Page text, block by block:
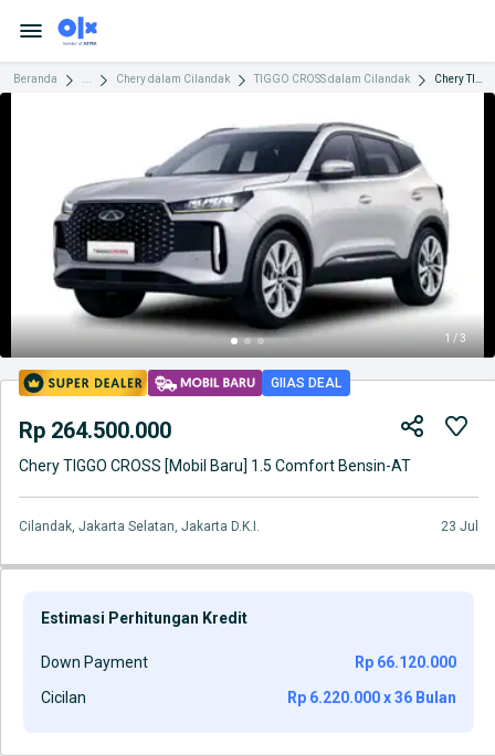
Beranda Chery dalam Cilandak TIGGO CROSS dalam Cilandak
1 / 3
GIIAS DEAL
Rp 264.500.000
Chery TIGGO CROSS [Mobil Baru] 1.5 Comfort Bensin-AT
Cilandak, Jakarta Selatan, Jakarta D.K.I. 23 Jul
Estimasi Perhitungan Kredit
Down Payment
Rp 66.120.000
Cicilan
Rp 6.220.000 x 36 Bulan